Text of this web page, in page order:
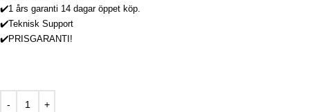
✔️1 års garanti 14 dagar öppet köp.
✔️Teknisk Support
✔️PRISGARANTI!